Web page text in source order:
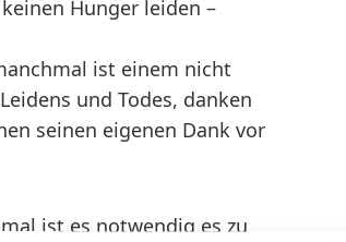
Hunger leiden –
ist einem nicht
und Todes, danken
seinen eigenen Dank vor
ist es notwendig es zu